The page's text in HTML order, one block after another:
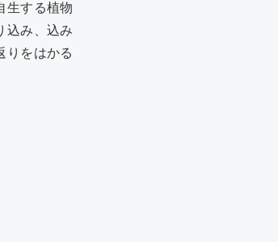
生する植物
込み、込み
りをはかる